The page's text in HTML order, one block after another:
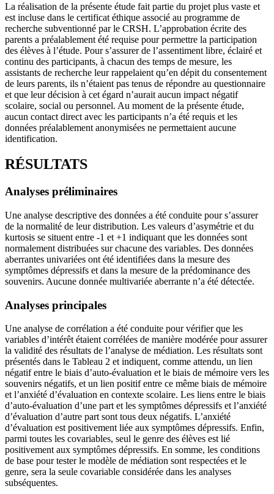
La réalisation de la présente étude fait partie du projet plus vaste et
est incluse dans le certificat éthique associé au programme de
recherche subventionné par le CRSH. L’approbation écrite des
parents a préalablement été requise pour permettre la participation
des élèves à l’étude. Pour s’assurer de l’assentiment libre, éclairé et
continu des participants, à chacun des temps de mesure, les
assistants de recherche leur rappelaient qu’en dépit du consentement
de leurs parents, ils n’étaient pas tenus de répondre au questionnaire
et que leur décision à cet égard n’aurait aucun impact négatif
scolaire, social ou personnel. Au moment de la présente étude,
aucun contact direct avec les participants n’a été requis et les
données préalablement anonymisées ne permettaient aucune
identification.
RÉSULTATS
Analyses préliminaires
Une analyse descriptive des données a été conduite pour s’assurer
de la normalité de leur distribution. Les valeurs d’asymétrie et du
kurtosis se situent entre -1 et +1 indiquant que les données sont
normalement distribuées sur chacune des variables. Des données
aberrantes univariées ont été identifiées dans la mesure des
symptômes dépressifs et dans la mesure de la prédominance des
souvenirs. Aucune donnée multivariée aberrante n’a été détectée.
Analyses principales
Une analyse de corrélation a été conduite pour vérifier que les
variables d’intérêt étaient corrélées de manière modérée pour assurer
la validité des résultats de l’analyse de médiation. Les résultats sont
présentés dans le Tableau 2 et indiquent, comme attendu, un lien
négatif entre le biais d’auto-évaluation et le biais de mémoire vers les
souvenirs négatifs, et un lien positif entre ce même biais de mémoire
et l’anxiété d’évaluation en contexte scolaire. Les liens entre le biais
d’auto-évaluation d’une part et les symptômes dépressifs et l’anxiété
d’évaluation d’autre part sont tous deux négatifs. L’anxiété
d’évaluation est positivement liée aux symptômes dépressifs. Enfin,
parmi toutes les covariables, seul le genre des élèves est lié
positivement aux symptômes dépressifs. En somme, les conditions
de base pour tester le modèle de médiation sont respectées et le
genre, sera la seule covariable considérée dans les analyses
subséquentes.